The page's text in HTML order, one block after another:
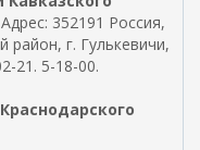
352191 Россия,
район, г. Гулькевичи,
21. 5-18-00.